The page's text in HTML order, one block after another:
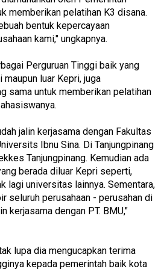
memberikan pelatihan K3 disana.
bentuk kepercayaan
kami," ungkapnya.
Perguruan Tinggi baik yang
luar Kepri, juga
sama untuk memberikan pelatihan
jalin kerjasama dengan Fakultas
Ibnu Sina. Di Tanjungpinang
Tanjungpinang. Kemudian ada
berada diluar Kepri seperti,
lagi universitas lainnya. Sementara,
seluruh perusahaan - perusahan di
kerjasama dengan PT. BMU,"
lupa dia mengucapkan terima
kepada pemerintah baik kota